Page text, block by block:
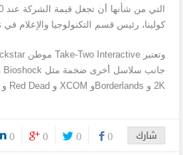
كولينا، رئيس قسم التكنولوجيا والإعلام في Wedbush Securities”.
2K و Borderlandsو XCOM و Red Dead و Civilization.
شارك 0
0
0
0